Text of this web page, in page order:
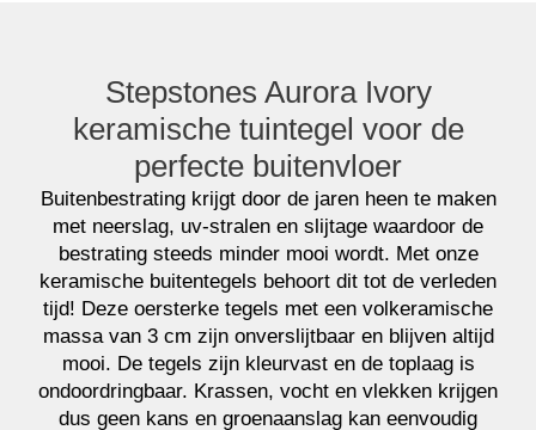
Stepstones Aurora Ivory
keramische tuintegel voor de
perfecte buitenvloer
Buitenbestrating krijgt door de jaren heen te maken
met neerslag, uv-stralen en slijtage waardoor de
bestrating steeds minder mooi wordt. Met onze
keramische buitentegels behoort dit tot de verleden
tijd! Deze oersterke tegels met een volkeramische
massa van 3 cm zijn onverslijtbaar en blijven altijd
mooi. De tegels zijn kleurvast en de toplaag is
ondoordringbaar. Krassen, vocht en vlekken krijgen
dus geen kans en groenaanslag kan eenvoudig